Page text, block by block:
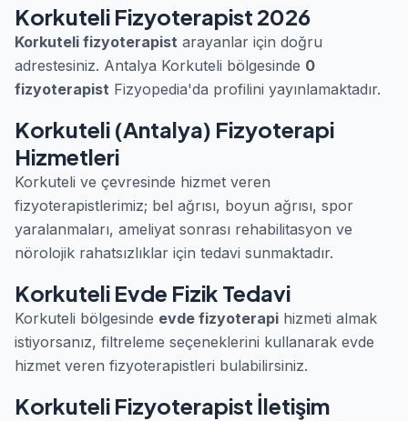
Korkuteli Fizyoterapist 2026
Korkuteli fizyoterapist arayanlar için doğru
adrestesiniz. Antalya Korkuteli bölgesinde 0
fizyoterapist Fizyopedia'da profilini yayınlamaktadır.
Korkuteli (Antalya) Fizyoterapi
Hizmetleri
Korkuteli ve çevresinde hizmet veren
fizyoterapistlerimiz; bel ağrısı, boyun ağrısı, spor
yaralanmaları, ameliyat sonrası rehabilitasyon ve
nörolojik rahatsızlıklar için tedavi sunmaktadır.
Korkuteli Evde Fizik Tedavi
Korkuteli bölgesinde evde fizyoterapi hizmeti almak
istiyorsanız, filtreleme seçeneklerini kullanarak evde
hizmet veren fizyoterapistleri bulabilirsiniz.
Korkuteli Fizyoterapist İletişim